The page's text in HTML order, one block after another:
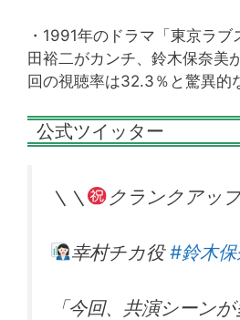
・1991年のドラマ「東京ラ
田裕二がカンチ、鈴木保奈美
回の視聴率は32.3％と驚異的
公式ツイッター
＼＼ クランクアッ
幸村チカ役#鈴木
「今回、共演シーン